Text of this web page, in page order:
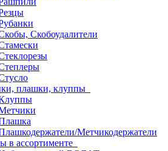
Скобоудалители
плашки, клуппы
Метчикодержатели
в ассортименте